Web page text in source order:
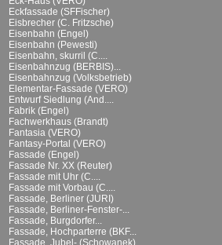
Eckfassade (SFFischer)
Eisbrecher (C. Fritzsche)
Eisenbahn (Engel)
Eisenbahn (Pewesti)
Eisenbahn, skurril (C....
Eisenbahnzug (BERBIS)...
Eisenbahnzug (Volksbetrieb)
Elementar-Fassade (VERO)
Entwurf Siedlung (And....
Fabrik (Engel)
Fachwerkhaus (Brandt)
Fantasia (VERO)
Fantasy-Portal (VERO)
Fassade (Engel)
Fassade Nr. XX (Reuter)
Fassade mit Uhr (C....
Fassade mit Vorbau (C....
Fassade, Berliner (JURI)
Fassade, Berliner-Fenster-...
Fassade, Burgdorfer...
Fassade, Hochparterre (BKF...
Fassade, Jubel- (Schowanek)